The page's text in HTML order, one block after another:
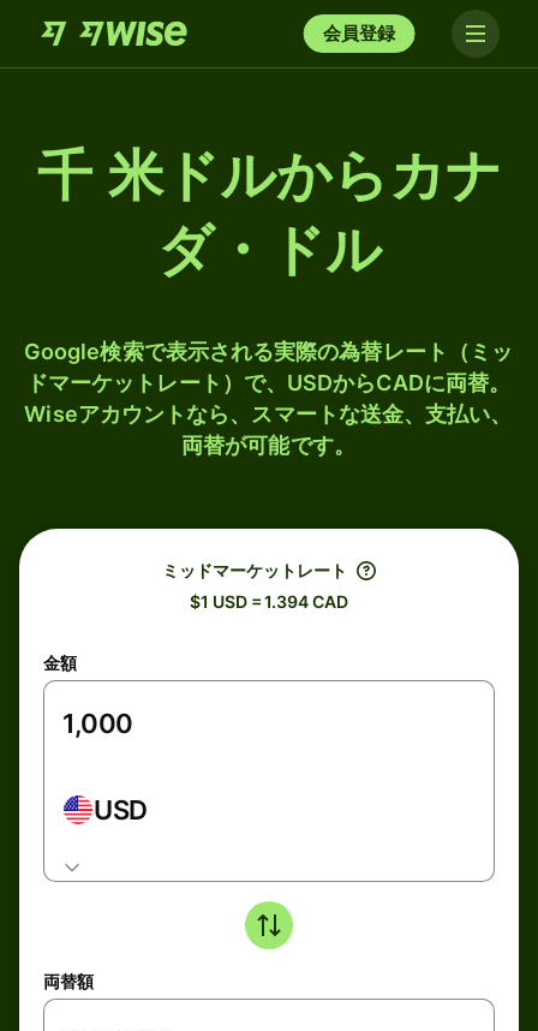
会員登録
千 米ドルからカナ
ダ・ドル
Google検索で表示される実際の為替レート（ミッ
ドマーケットレート）で、USDからCADに両替。
Wiseアカウントなら、スマートな送金、支払い、
両替が可能です。
ミッドマーケットレート
$1 USD = 1.394 CAD
金額
USD
両替額